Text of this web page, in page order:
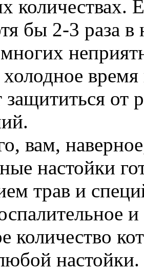
количествах.
бы 2-3 раза
время
от
вам,
настойки
трав и
количество
настойки.